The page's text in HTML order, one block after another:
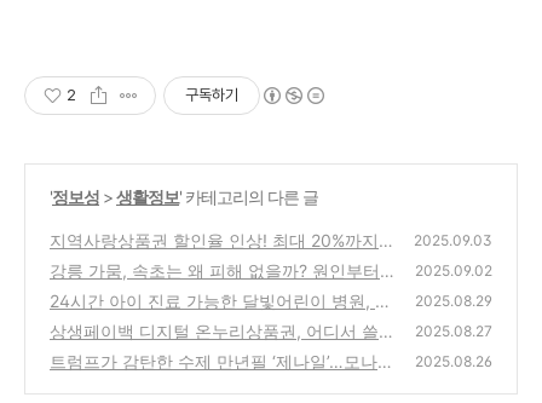
2 구독하기
'정보성 >생활정보' 카테고리의 다른 글
지역사랑상품권 할인율 인상! 최대 20%까지
혜택 확대 (2025년 9월 최신 정책)
(0)
2025.09.03
강릉 가뭄, 속초는 왜 피해 없을까? 원인부터
대책까지 총정리
(0)
2025.09.02
24시간 아이 진료 가능한 달빛어린이 병원, 우
리 동네엔 어디?
(0)
2025.08.29
상생페이백 디지털 온누리상품권, 어디서 쓸
수 있을까? (오프라인,온라인 사용처)
(2)
2025.08.27
트럼프가 감탄한 수제 만년필 ‘제나일’…모나미
2025.08.26